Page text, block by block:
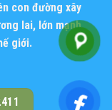
con đường xây
lai, lớn mạnh
giới.